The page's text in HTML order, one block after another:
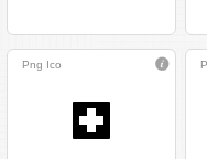
Png Ico